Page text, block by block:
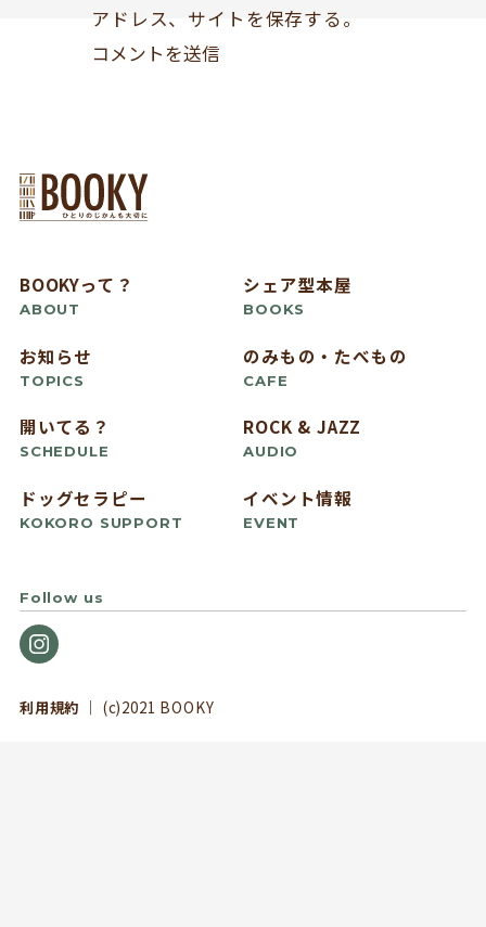
アドレス、サイトを保存する。
BOOKYって？
ABOUT
シェア型本屋
BOOKS
お知らせ
TOPICS
のみもの・たべもの
CAFE
開いてる？
SCHEDULE
ROCK & JAZZ
AUDIO
ドッグセラピー
KOKORO SUPPORT
イベント情報
EVENT
Follow us
利用規約 ｜ (c)2021 BOOKY